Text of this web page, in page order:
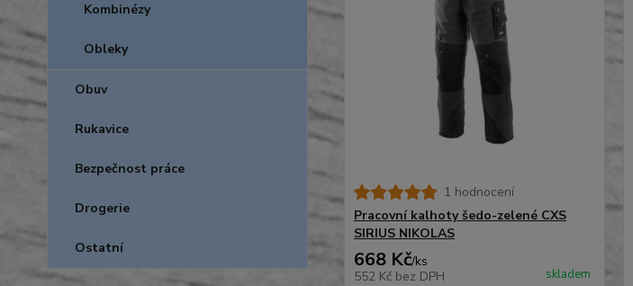
Kombinézy
Obleky
Obuv
Rukavice
Bezpečnost práce
Drogerie
Ostatní
1 hodnocení
Pracovní kalhoty šedo-zelené CXS
SIRIUS NIKOLAS
668 Kč/ks
552 Kč bez DPH skladem